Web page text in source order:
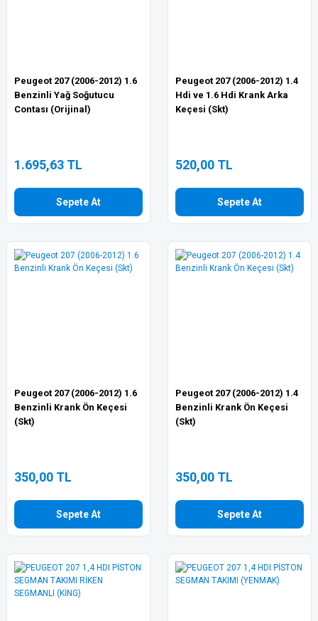
Peugeot 207 (2006-2012) 1.6
Benzinli Yağ Soğutucu
Contası (Orijinal)
1.695,63 TL
Sepete At
Peugeot 207 (2006-2012) 1.4
Hdi ve 1.6 Hdi Krank Arka
Keçesi (Skt)
520,00 TL
Sepete At
Peugeot 207 (2006-2012) 1.6
Benzinli Krank Ön Keçesi
(Skt)
350,00 TL
Sepete At
Peugeot 207 (2006-2012) 1.4
Benzinli Krank Ön Keçesi
(Skt)
350,00 TL
Sepete At